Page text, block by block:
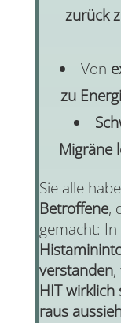
zurück
Von
zu
Migräne
Sie alle
Betroffene,
gemacht:
verstanden,
HIT wirklich
raus